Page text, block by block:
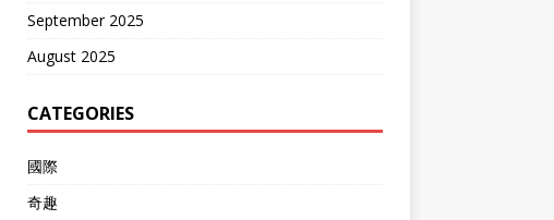
September 2025
August 2025
CATEGORIES
國際
奇趣